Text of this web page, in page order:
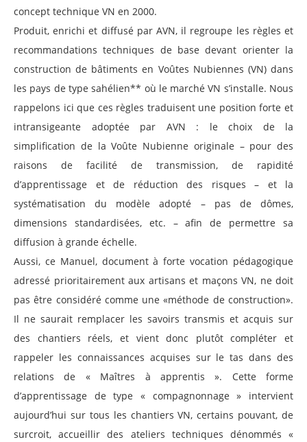
concept technique VN en 2000.
Produit, enrichi et diffusé par AVN, il regroupe les règles et
recommandations techniques de base devant orienter la
construction de bâtiments en Voûtes Nubiennes (VN) dans
les pays de type sahélien** où le marché VN s’installe. Nous
rappelons ici que ces règles traduisent une position forte et
intransigeante adoptée par AVN : le choix de la
simplification de la Voûte Nubienne originale – pour des
raisons de facilité de transmission, de rapidité
d’apprentissage et de réduction des risques – et la
systématisation du modèle adopté – pas de dômes,
dimensions standardisées, etc. – afin de permettre sa
diffusion à grande échelle.
Aussi, ce Manuel, document à forte vocation pédagogique
adressé prioritairement aux artisans et maçons VN, ne doit
pas être considéré comme une «méthode de construction».
Il ne saurait remplacer les savoirs transmis et acquis sur
des chantiers réels, et vient donc plutôt compléter et
rappeler les connaissances acquises sur le tas dans des
relations de « Maîtres à apprentis ». Cette forme
d’apprentissage de type « compagnonnage » intervient
aujourd’hui sur tous les chantiers VN, certains pouvant, de
surcroit, accueillir des ateliers techniques dénommés «